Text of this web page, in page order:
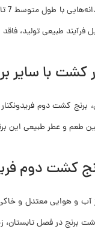
فرآیند طبیعی تولید،
کشت با سایر
برنج کشت دوم
طعم و عطر طبیعی این
کشت دوم
از آب و هوایی معتدل و
برنج در فصل